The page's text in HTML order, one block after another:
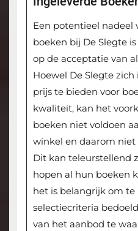
Een potentieel nadeel
boeken bij De Slegte
op de acceptatie van
Hoewel De Slegte
prijs te bieden voor
kwaliteit, kan het
boeken niet voldoen
winkel en daarom
Dit kan teleurstellend
hopen al hun boeken
het is belangrijk om
selectiecriteria
van het aanbod te